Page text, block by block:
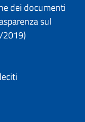
dei documenti
sul
2019)